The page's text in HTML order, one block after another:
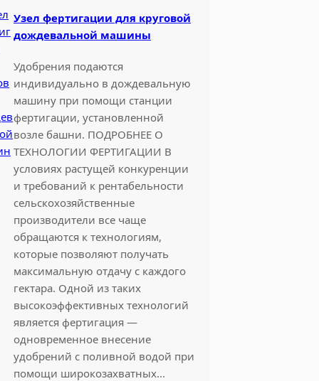
Узел фертигации для круговой
дождевальной машины
Удобрения подаются
индивидуально в дождевальную
машину при помощи станции
фертигации, установленной
возле башни. ПОДРОБНЕЕ О
ТЕХНОЛОГИИ ФЕРТИГАЦИИ В
условиях растущей конкуренции
и требований к рентабельности
сельскохозяйственные
производители все чаще
обращаются к технологиям,
которые позволяют получать
максимальную отдачу с каждого
гектара. Одной из таких
высокоэффективных технологий
является фертигация —
одновременное внесение
удобрений с поливной водой при
помощи широкозахватных…